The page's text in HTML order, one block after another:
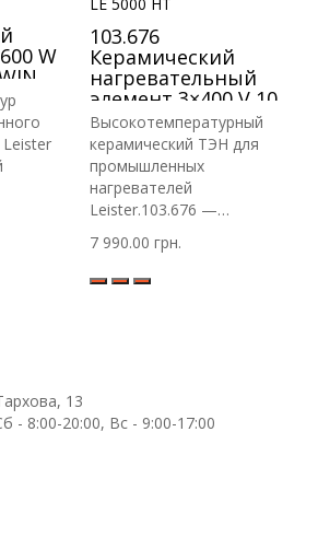
W
Leister
103.676
Керамический
нагревательный
элемент 3×400 V 10.8
kW для Leister LE
5000 HT
Высокотемпературный
керамический ТЭН для
промышленных
нагревателей
Leister.103.676 —
7 990.00 грн.
13
- 8:00-20:00, Вс - 9:00-17:00